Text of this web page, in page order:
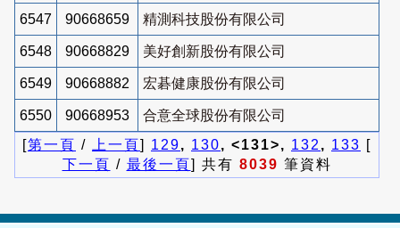
6547 90668659 精測科技股份有限公司
6548 90668829 美好創新股份有限公司
6549 90668882 宏碁健康股份有限公司
6550 90668953
合意全球股份有限公司
[第一頁 / 上一頁] 129, 130, <131>, 132 , 133 [
下一頁 / 最後一頁] 共有 8039 筆資料